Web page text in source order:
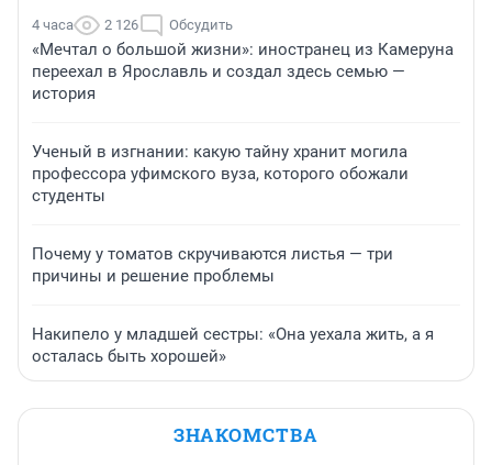
4 часа 2 126 Обсудить
«Мечтал о большой жизни»: иностранец из Камеруна
переехал в Ярославль и создал здесь семью —
история
Ученый в изгнании: какую тайну хранит могила
профессора уфимского вуза, которого обожали
студенты
Почему у томатов скручиваются листья — три
причины и решение проблемы
Накипело у младшей сестры: «Она уехала жить, а я
осталась быть хорошей»
ЗНАКОМСТВА